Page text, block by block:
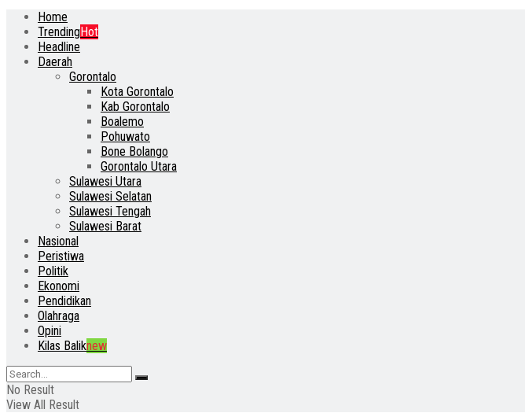
Home
TrendingHot
Headline
Daerah
Gorontalo
Kota Gorontalo
Kab Gorontalo
Boalemo
Pohuwato
Bone Bolango
Gorontalo Utara
Sulawesi Utara
Sulawesi Selatan
Sulawesi Tengah
Sulawesi Barat
Nasional
Peristiwa
Politik
Ekonomi
Pendidikan
Olahraga
Opini
Kilas Baliknew
No Result
View All Result